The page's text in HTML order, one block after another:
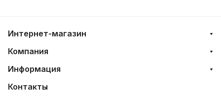
Интернет-магазин
Компания
Информация
Контакты